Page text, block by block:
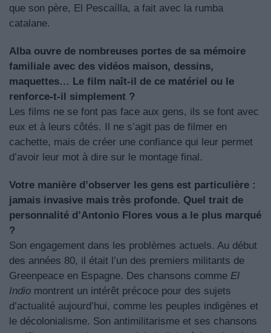
que son père, El Pescaílla, a fait avec la rumba
catalane.
Alba ouvre de nombreuses portes de sa mémoire
familiale avec des vidéos maison, dessins,
maquettes… Le film naît-il de ce matériel ou le
renforce-t-il simplement ?
Les films ne se font pas face aux gens, ils se font avec
eux et à leurs côtés. Il ne s’agit pas de filmer en
cachette, mais de créer une confiance qui leur permet
d’avoir leur mot à dire sur le montage final.
Votre manière d’observer les gens est particulière :
jamais invasive mais très profonde. Quel trait de
personnalité d’Antonio Flores vous a le plus marqué
?
Son engagement dans les problèmes actuels. Au début
des années 80, il était l’un des premiers militants de
Greenpeace en Espagne. Des chansons comme El
Indio montrent un intérêt précoce pour des sujets
d’actualité aujourd’hui, comme les peuples indigènes et
le décolonialisme. Son antimilitarisme et ses chansons